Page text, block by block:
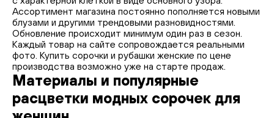
Ассортимент магазина постоянно пополняется новыми
блузами и другими трендовыми разновидностями.
Обновление происходит минимум один раз в сезон.
Каждый товар на сайте сопровождается реальными
фото. Купить сорочки и рубашки женские по цене
производства возможно уже на старте продаж.
Материалы и популярные
расцветки модных сорочек для